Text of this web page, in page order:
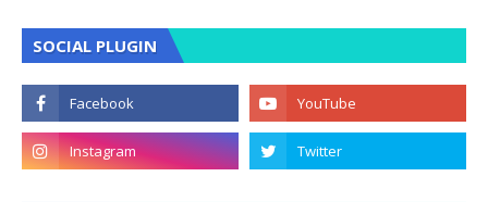
SOCIAL PLUGIN